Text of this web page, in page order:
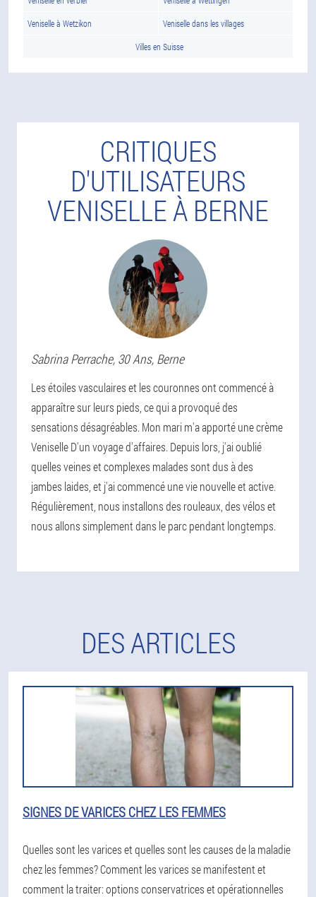
Veniselle à Wetzikon Veniselle dans les villages
Villes en Suisse
CRITIQUES
D'UTILISATEURS
VENISELLE À BERNE
Sabrina Perrache, 30 Ans, Berne
Les étoiles vasculaires et les couronnes ont commencé à
apparaître sur leurs pieds, ce qui a provoqué des
sensations désagréables. Mon mari m'a apporté une crème
Veniselle D'un voyage d'affaires. Depuis lors, j'ai oublié
quelles veines et complexes malades sont dus à des
jambes laides, et j'ai commencé une vie nouvelle et active.
Régulièrement, nous installons des rouleaux, des vélos et
nous allons simplement dans le parc pendant longtemps.
DES ARTICLES
SIGNES DE VARICES CHEZ LES FEMMES
Quelles sont les varices et quelles sont les causes de la maladie
chez les femmes? Comment les varices se manifestent et
comment la traiter: options conservatrices et opérationnelles